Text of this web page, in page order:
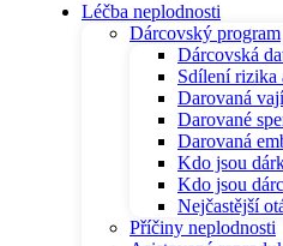
Léčba neplodnosti
Dárcovský program
Dárcovská
Sdílení rizika
Darovaná
Darované
Darovaná
Kdo jsou
Kdo jsou
Nejčastější
Příčiny neplodnosti